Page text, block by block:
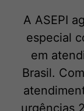
A ASEPI
especial
em
Brasil.